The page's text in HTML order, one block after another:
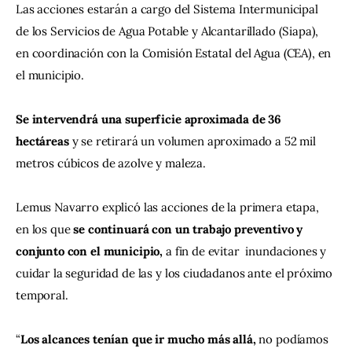
Las acciones estarán a cargo del Sistema Intermunicipal
de los Servicios de Agua Potable y Alcantarillado (Siapa),
en coordinación con la Comisión Estatal del Agua (CEA), en
el municipio.
Se intervendrá una superficie aproximada de 36
hectáreas y se retirará un volumen aproximado a 52 mil
metros cúbicos de azolve y maleza.
Lemus Navarro explicó las acciones de la primera etapa,
en los que se continuará con un trabajo preventivo y
conjunto con el municipio, a fin de evitar  inundaciones y
cuidar la seguridad de las y los ciudadanos ante el próximo
temporal.
“Los alcances tenían que ir mucho más allá, no podíamos